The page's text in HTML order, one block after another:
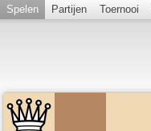
Spelen Partijen Toernooi